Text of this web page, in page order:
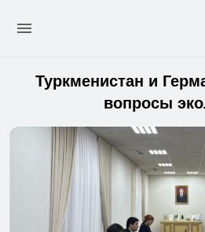
Туркменистан и
вопросы